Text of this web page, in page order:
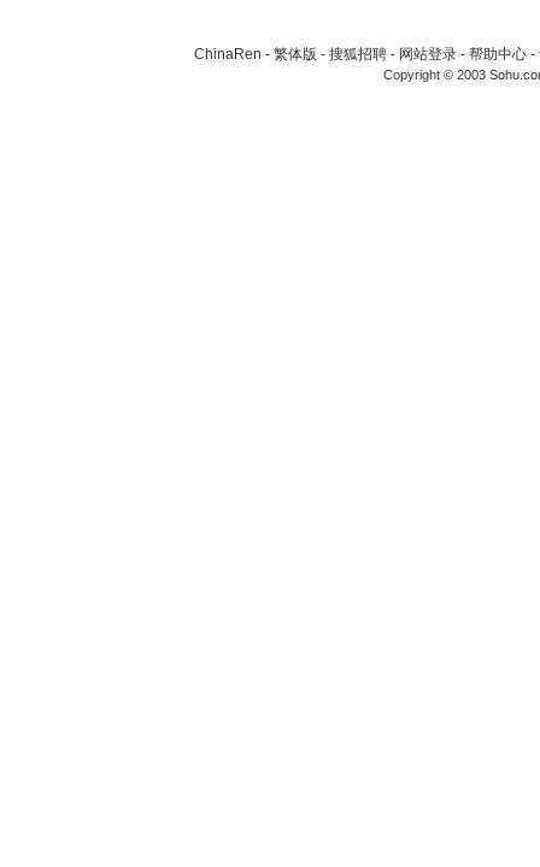
ChinaRen - 繁体版 - 搜狐招聘 - 网站登录 - 帮助中心 -
Copyright © 2003